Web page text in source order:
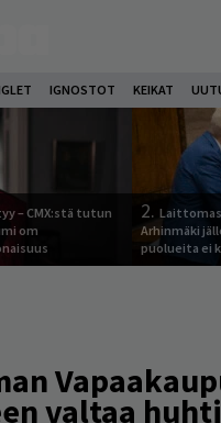
IGNOSTOT KEIKAT
– CMX:stä tutun
om
2.
Arhinmäki
puolueita ei
valtaa